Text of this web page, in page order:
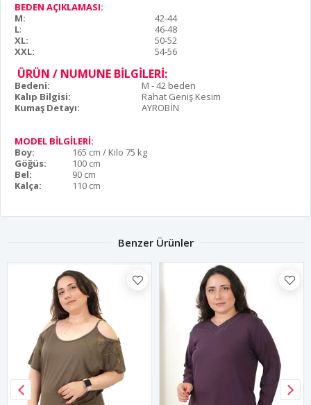
BEDEN AÇIKLAMASI:
M:
42-44
L:
46-48
XL:
50-52
XXL:
54-56
ÜRÜN / NUMUNE BİLGİLERİ:
Bedeni:
M - 42 beden
Kalıp Bilgisi:
Rahat Geniş Kesim
Kumaş Detayı:
AYROBİN
MODEL BİLGİLERİ:
Boy:
165 cm / Kilo 75 kg
Göğüs:
100 cm
Bel:
90 cm
Kalça:
110 cm
Benzer Ürünler